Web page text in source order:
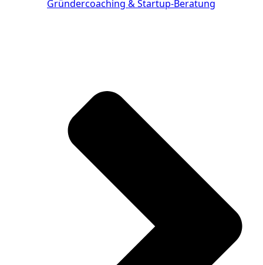
Gründercoaching & Startup-Beratung